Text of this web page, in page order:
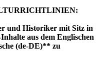
und Historiker mit Sitz in
aus dem Englischen
(de-DE)** zu